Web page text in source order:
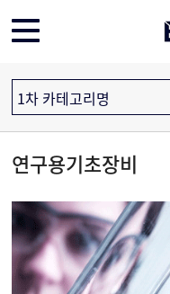
1차 카테고리명
연구용기초장비